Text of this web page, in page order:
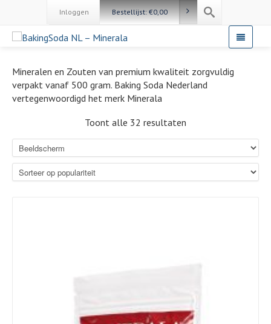
Inloggen Bestellijst:€0,00
Mineralen en Zouten van premium kwaliteit zorgvuldig
verpakt vanaf 500 gram. Baking Soda Nederland
vertegenwoordigd het merk Minerala
Toont alle 32 resultaten